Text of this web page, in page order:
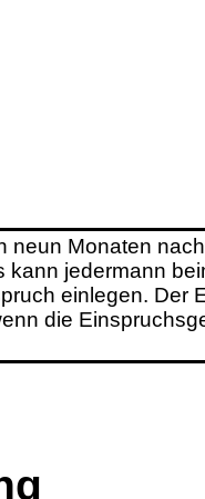
neun Monaten
kann jedermann
einlegen. Der
die